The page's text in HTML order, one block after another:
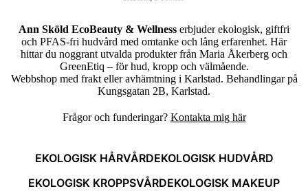
Ann Sköld EcoBeauty & Wellness erbjuder ekologisk, giftfri
och PFAS-fri hudvård med omtanke och lång erfarenhet. Här
hittar du noggrant utvalda produkter från Maria Åkerberg och
GreenEtiq – för hud, kropp och välmående.
Webbshop med frakt eller avhämtning i Karlstad. Behandlingar på
Kungsgatan 2B, Karlstad.
Frågor och funderingar? Kontakta mig här
EKOLOGISK HÅRVÅRDEKOLOGISK HUDVÅRD
EKOLOGISK KROPPSVÅRDEKOLOGISK MAKEUP